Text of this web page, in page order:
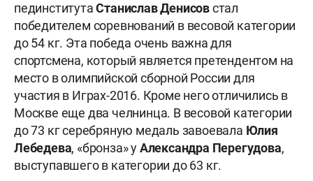
пединститутаСтанислав Денисовстал
победителем соревнований в весовой категории
до 54 кг. Эта победа очень важна для
спортсмена, который является претендентом на
место в олимпийской сборной России для
участия в Играх-2016. Кроме него отличились в
Москве еще два челнинца. В весовой категории
до 73 кг серебряную медаль завоевала Юлия
Лебедева, «бронза» уАлександра Перегудова,
выступавшего в категории до 63 кг.